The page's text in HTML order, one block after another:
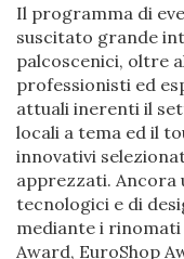
Il programma di
suscitato grande
palcoscenici, oltre
professionisti ed
attuali inerenti il
locali a tema ed il
innovativi
apprezzati. Ancora
tecnologici e di
mediante i rinomati
Award, EuroShop